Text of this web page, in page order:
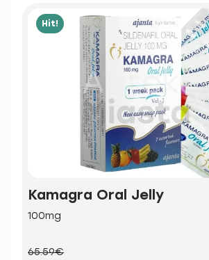
Hit!
Kamagra Oral Jelly
100mg
65.59€